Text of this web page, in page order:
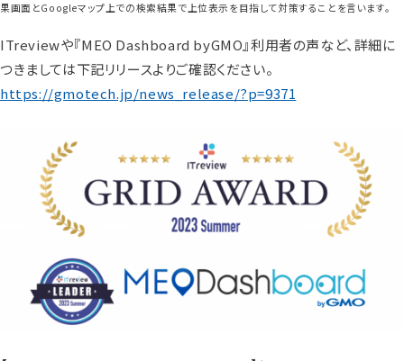
果画面とGoogleマップ上での検索結果で上位表示を目指して対策することを言います。
ITreviewや『MEO Dashboard byGMO』利用者の声など、詳細に
つきましては下記リリースよりご確認ください。
https://gmotech.jp/news_release/?p=9371